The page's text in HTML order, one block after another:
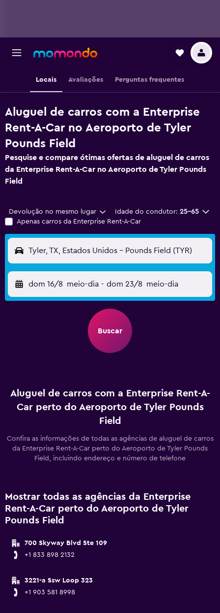
Locais Avaliações Perguntas frequentes
Aluguel de carros com a Enterprise
Rent-A-Car no Aeroporto de Tyler
Pounds Field
Pesquise e compare ótimas ofertas de aluguel de carros
da Enterprise Rent-A-Car no Aeroporto de Tyler Pounds
Field
Devolução no mesmo lugar Idade do condutor: 25-65
Apenas carros da Enterprise Rent-A-Car
Tyler, TX, Estados Unidos - Pounds Field (TYR)
dom 16/8 meio-dia - dom 23/8 meio-dia
Buscar
Aluguel de carros com a Enterprise Rent-A-
Car perto do Aeroporto de Tyler Pounds
Field
Confira as informações de todas as agências de aluguel de carros
da Enterprise Rent-A-Car perto do Aeroporto de Tyler Pounds
Field, incluindo endereço e número de telefone
Mostrar todas as agências da Enterprise
Rent-A-Car perto do Aeroporto de Tyler
Pounds Field
700 Skyway Blvd Ste 109
+1 833 898 2132
3221-a Ssw Loop 323
+1 903 581 8998